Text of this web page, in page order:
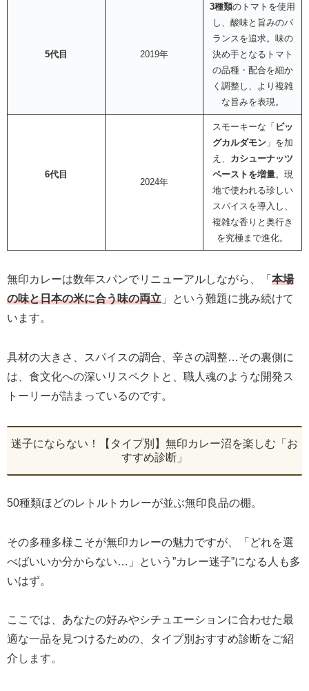
5代目 2019年
3種類のトマトを使用
し、酸味と旨みのバ
ランスを追求。味の
決め手となるトマト
の品種・配合を細か
く調整し、より複雑
な旨みを表現。
6代目
2024年
スモーキーな「 ビッ
グカルダモン」を加
え、 カシューナッツ
ペーストを増量。現
地で使われる珍しい
スパイスを導入し、
複雑な香りと奥行き
を究極まで進化。
無印カレーは数年スパンでリニューアルしながら、「 本場
の味と日本の米に合う味の両立 」という難題に挑み続けて
います。
具材の大きさ、スパイスの調合、辛さの調整…その裏側に
は、食文化への深いリスペクトと、職人魂のような開発ス
トーリーが詰まっているのです。
迷子にならない！【タイプ別】無印カレー沼を楽しむ「お
すすめ診断」
50種類ほどのレトルトカレーが並ぶ無印良品の棚。
その多種多様こそが無印カレーの魅力ですが、「どれを選
べばいいか分からない…」という”カレー迷子”になる人も多
いはず。
ここでは、あなたの好みやシチュエーションに合わせた最
適な一品を見つけるための、タイプ別おすすめ診断をご紹
介します。